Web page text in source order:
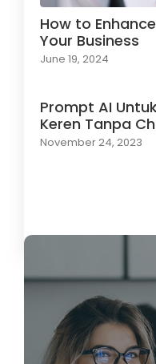
How to
Your Business
June 19, 2024
Prompt AI
Keren Tanpa
November 24, 2023